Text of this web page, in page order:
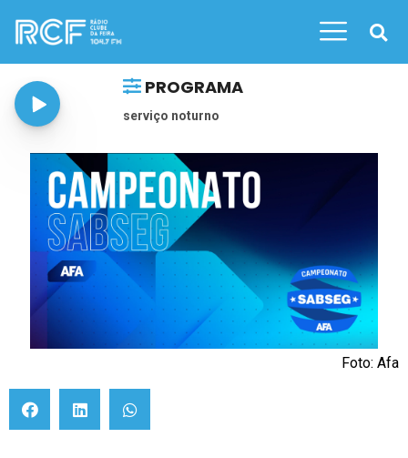
PROGRAMA
serviço noturno
Foto: Afa